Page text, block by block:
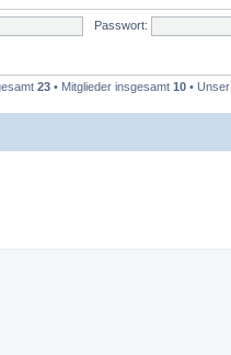
Passwort:
23 • Mitglieder insgesamt 10 •